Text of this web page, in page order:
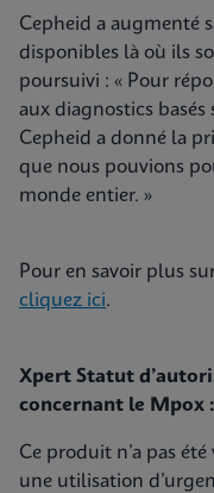
Cepheid a augmenté
disponibles là où ils
poursuivi : « Pour
aux diagnostics basés
Cepheid a donné la
que nous pouvions
monde entier. »
Pour en savoir plus
cliquez ici.
Xpert Statut
concernant le Mpox :
Ce produit n’a pas
une utilisation